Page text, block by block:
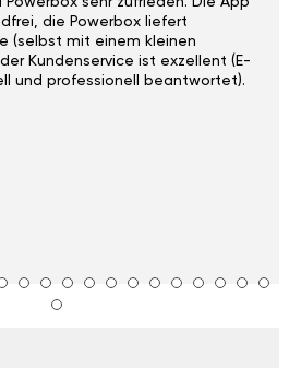
die Powerbox liefert
(selbst mit einem kleinen
Kundenservice ist exzellent (E-
und professionell beantwortet).